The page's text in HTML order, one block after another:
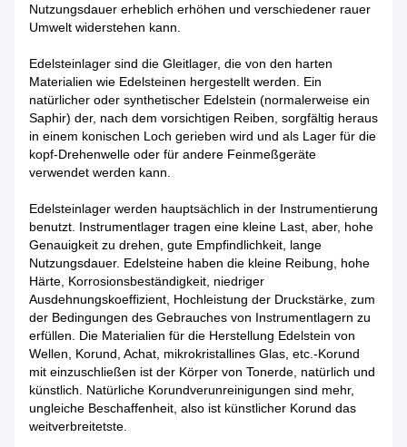
Nutzungsdauer erheblich erhöhen und verschiedener rauer
Umwelt widerstehen kann.
Edelsteinlager sind die Gleitlager, die von den harten
Materialien wie Edelsteinen hergestellt werden. Ein
natürlicher oder synthetischer Edelstein (normalerweise ein
Saphir) der, nach dem vorsichtigen Reiben, sorgfältig heraus
in einem konischen Loch gerieben wird und als Lager für die
kopf-Drehenwelle oder für andere Feinmeßgeräte
verwendet werden kann.
Edelsteinlager werden hauptsächlich in der Instrumentierung
benutzt. Instrumentlager tragen eine kleine Last, aber, hohe
Genauigkeit zu drehen, gute Empfindlichkeit, lange
Nutzungsdauer. Edelsteine haben die kleine Reibung, hohe
Härte, Korrosionsbeständigkeit, niedriger
Ausdehnungskoeffizient, Hochleistung der Druckstärke, zum
der Bedingungen des Gebrauches von Instrumentlagern zu
erfüllen. Die Materialien für die Herstellung Edelstein von
Wellen, Korund, Achat, mikrokristallines Glas, etc.-Korund
mit einzuschließen ist der Körper von Tonerde, natürlich und
künstlich. Natürliche Korundverunreinigungen sind mehr,
ungleiche Beschaffenheit, also ist künstlicher Korund das
weitverbreitetste.